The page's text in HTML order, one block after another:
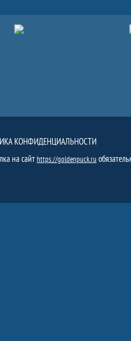
КОНФИДЕНЦИАЛЬНОСТИ
на сайтhttps://goldenpuck.ru